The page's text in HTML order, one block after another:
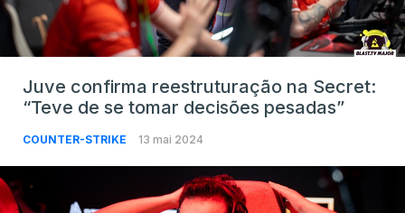
Juve confirma reestruturação na Secret:
“Teve de se tomar decisões pesadas”
COUNTER-STRIKE 13 mai 2024